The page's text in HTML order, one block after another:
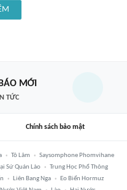
MỚI
TỨC
Chính sách bảo mật
Tô Lâm
Saysomphone Phomvihane
Sứ Quán Lào
Trung Học Phổ Thông
Liên Bang Nga
Eo Biển Hormuz